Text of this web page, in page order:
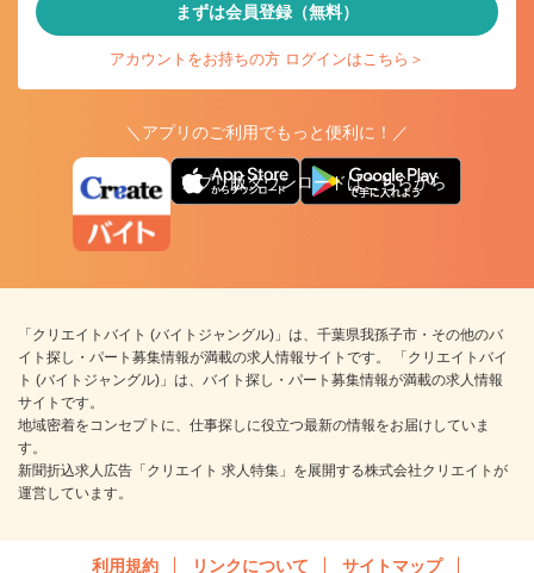
まずは会員登録（無料）
アカウントをお持ちの方 ログインはこちら＞
＼アプリのご利用でもっと便利に！／
アプリ版ダウンロードはこちらから
「クリエイトバイト (バイトジャングル)」は、千葉県我孫子市・その他のバ
イト探し・パート募集情報が満載の求人情報サイトです。 「クリエイトバイ
ト (バイトジャングル)」は、バイト探し・パート募集情報が満載の求人情報
サイトです。
地域密着をコンセプトに、仕事探しに役立つ最新の情報をお届けしていま
す。
新聞折込求人広告「クリエイト 求人特集」を展開する株式会社クリエイトが
運営しています。
利用規約 リンクについて サイトマップ